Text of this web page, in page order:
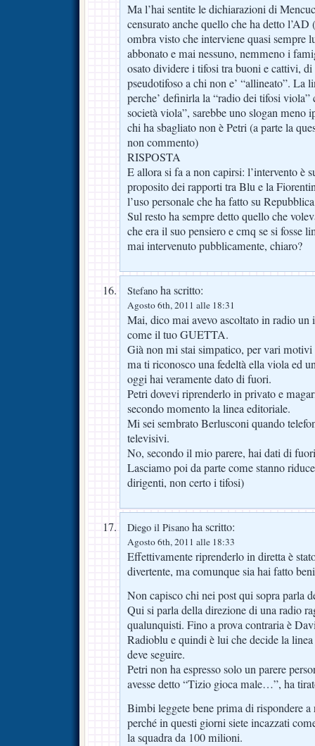
Ma l’hai sentite le dichiarazioni di
censurato anche quello che ha detto l’AD
ombra visto che interviene quasi sempre
abbonato e mai nessuno, nemmeno i
osato dividere i tifosi tra buoni e cattivi, di
pseudotifoso a chi non e’ “allineato”. La
perche’ definirla la “radio dei tifosi
società viola”, sarebbe uno slogan meno
chi ha sbagliato non è Petri (a parte la
non commento)
RISPOSTA
E allora si fa a non capirsi: l’intervento è
proposito dei rapporti tra Blu e la
l’uso personale che ha fatto su
Sul resto ha sempre detto quello che
che era il suo pensiero e cmq se si fosse
mai intervenuto pubblicamente, chiaro?
Stefano ha scritto:
Agosto 6th, 2011 alle 18:31
Mai, dico mai avevo ascoltato in radio
come il tuo GUETTA.
Già non mi stai simpatico, per vari motivi
ma ti riconosco una fedeltà ella viola ed
oggi hai veramente dato di fuori.
Petri dovevi riprenderlo in privato e
secondo momento la linea editoriale.
Mi sei sembrato Berlusconi quando
televisivi.
No, secondo il mio parere, hai dati di
Lasciamo poi da parte come stanno
dirigenti, non certo i tifosi)
Diego il Pisano ha scritto:
Agosto 6th, 2011 alle 18:33
Effettivamente riprenderlo in diretta è
divertente, ma comunque sia hai fatto
Non capisco chi nei post qui sopra parla
Qui si parla della direzione di una radio
qualunquisti. Fino a prova contraria è
Radioblu e quindi è lui che decide la
deve seguire.
Petri non ha espresso solo un parere
avesse detto “Tizio gioca male…”, ha
Bimbi leggete bene prima di rispondere
perché in questi giorni siete incazzati
la squadra da 100 milioni.